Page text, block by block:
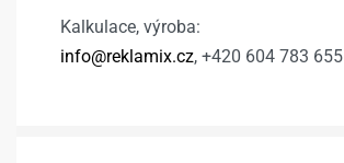
Kalkulace, výroba:
info@reklamix.cz, +420 604 783 655